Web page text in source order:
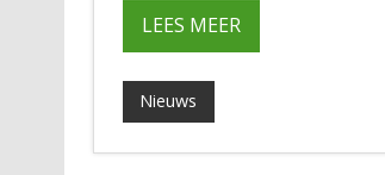
LEES MEER
Nieuws